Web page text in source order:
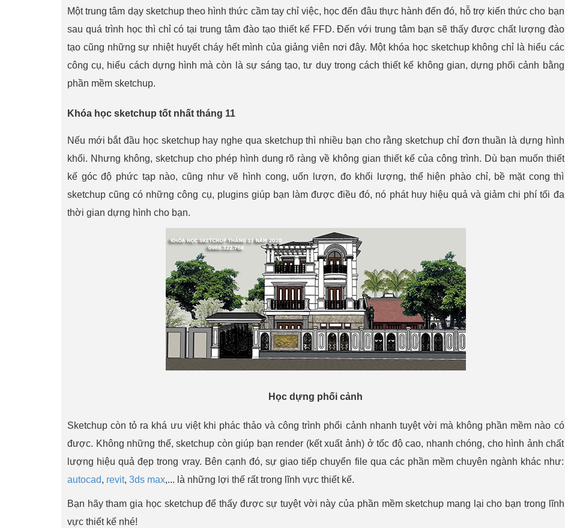
Một trung tâm dạy sketchup theo hình thức cầm tay chỉ việc, học đến đâu thực hành đến đó, hỗ trợ kiến thức cho bạn
sau quá trình học thì chỉ có tại trung tâm đào tạo thiết kế FFD. Đến với trung tâm bạn sẽ thấy được chất lượng đào
tạo cũng những sự nhiệt huyết cháy hết mình của giảng viên nơi đây. Một khóa học sketchup không chỉ là hiểu các
công cụ, hiểu cách dựng hình mà còn là sự sáng tạo, tư duy trong cách thiết kế không gian, dựng phối cảnh bằng
phần mềm sketchup.
Khóa học sketchup tốt nhất tháng 11
Nếu mới bắt đầu học sketchup hay nghe qua sketchup thì nhiều bạn cho rằng sketchup chỉ đơn thuần là dựng hình
khối. Nhưng không, sketchup cho phép hình dung rõ ràng về không gian thiết kế của công trình. Dù bạn muốn thiết
kế góc độ phức tạp nào, cũng như vẽ hình cong, uốn lượn, đo khối lượng, thể hiện phào chỉ, bề mặt cong thì
sketchup cũng có những công cụ, plugins giúp bạn làm được điều đó, nó phát huy hiệu quả và giảm chi phí tối đa
thời gian dựng hình cho bạn.
Học dựng phối cảnh
Sketchup còn tỏ ra khá ưu việt khi phác thảo và công trình phổi cảnh nhanh tuyệt vời mà không phần mềm nào có
được. Không những thế, sketchup còn giúp bạn render (kết xuất ảnh) ở tốc độ cao, nhanh chóng, cho hình ảnh chất
lượng hiệu quả đẹp trong vray. Bên cạnh đó, sự giao tiếp chuyển file qua các phần mềm chuyên ngành khác như:
autocad, revit, 3ds max,... là những lợi thế rất trong lĩnh vực thiết kế.
Bạn hãy tham gia học sketchup để thấy được sự tuyệt vời này của phần mềm sketchup mang lại cho bạn trong lĩnh
vực thiết kế nhé!